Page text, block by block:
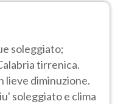
soleggiato;
tirrenica.
lieve diminuzione.
soleggiato e clima